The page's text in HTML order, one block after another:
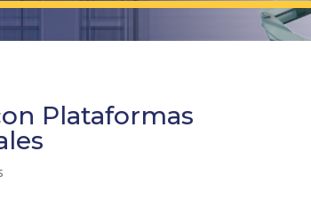
Plataformas